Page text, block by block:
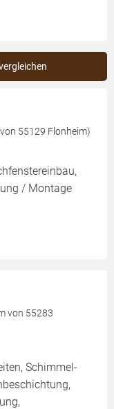
55129 Flonheim)
/ Montage
von 55283
Schimmel-